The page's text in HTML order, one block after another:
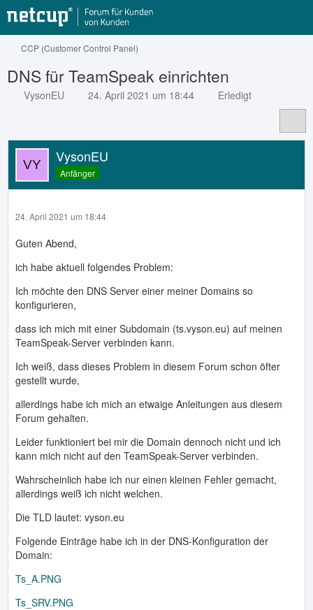
CCP (Customer Control Panel)
DNS für TeamSpeak einrichten
VysonEU 24. April 2021 um 18:44 Erledigt
VysonEU
Anfänger
24. April 2021 um 18:44
Guten Abend,
ich habe aktuell folgendes Problem:
Ich möchte den DNS Server einer meiner Domains so
konfigurieren,
dass ich mich mit einer Subdomain (ts.vyson.eu) auf meinen
TeamSpeak-Server verbinden kann.
Ich weiß, dass dieses Problem in diesem Forum schon öfter
gestellt wurde,
allerdings habe ich mich an etwaige Anleitungen aus diesem
Forum gehalten.
Leider funktioniert bei mir die Domain dennoch nicht und ich
kann mich nicht auf den TeamSpeak-Server verbinden.
Wahrscheinlich habe ich nur einen kleinen Fehler gemacht,
allerdings weiß ich nicht welchen.
Die TLD lautet: vyson.eu
Folgende Einträge habe ich in der DNS-Konfiguration der
Domain:
Ts_A.PNG
Ts_SRV.PNG